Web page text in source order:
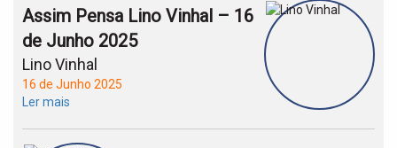
Assim Pensa Lino Vinhal – 16
de Junho 2025
Lino Vinhal
16 de Junho 2025
Ler mais